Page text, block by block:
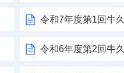
令和7年度第1回牛
令和6年度第2回牛